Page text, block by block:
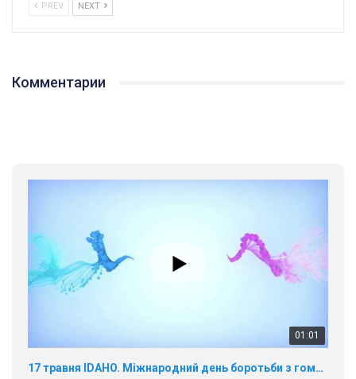
PREV NEXT
Комментарии
01:01
17 травня IDAHO. Міжнародний день боротьби з гомофобією трансфобією і біфобія.